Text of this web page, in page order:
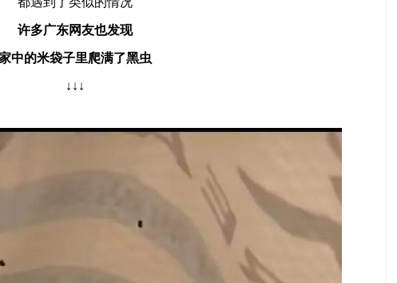
许多广东网友也发现
中的米袋子里爬满了黑虫
↓↓↓